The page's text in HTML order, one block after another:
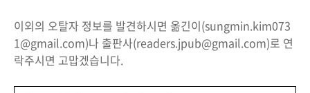
이외의 오탈자 정보를 발견하시면 옮긴이(sungmin.kim073
1@gmail.com)나 출판사(readers.jpub@gmail.com)로 연
락주시면 고맙겠습니다.